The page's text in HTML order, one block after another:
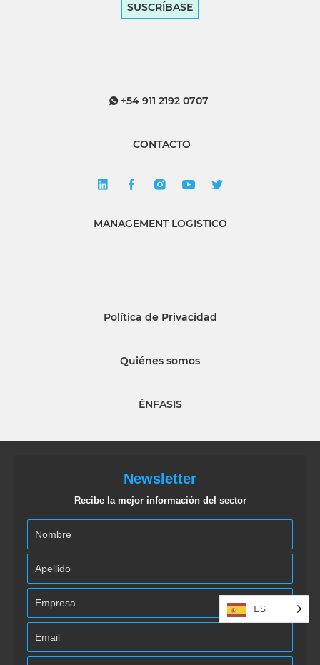
SUSCRÍBASE
+54 911 2192 0707
CONTACTO
MANAGEMENT LOGISTICO
Política de Privacidad
Quiénes somos
ÉNFASIS
Newsletter
Recibe la mejor información del sector
ES